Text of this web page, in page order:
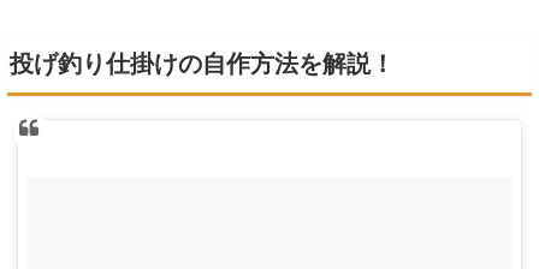
投げ釣り仕掛けの自作方法を解説！